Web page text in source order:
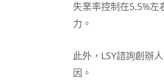
失業率控制在5.5%
力。
此外，LSY諮詢創辦
因。